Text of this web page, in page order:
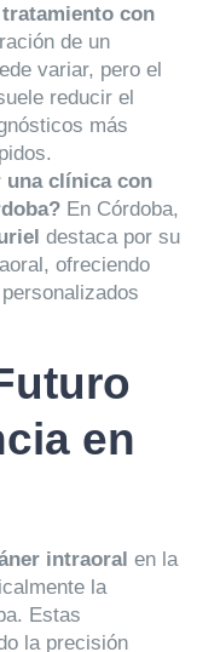
con
de un
variar, pero el
reducir el
más
una clínica con
En Córdoba,
destaca por su
ofreciendo
en
intraoral en la
la
Estas
la precisión